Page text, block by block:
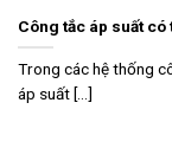
Công tắc áp suất có
Trong các hệ thống
áp suất [...]